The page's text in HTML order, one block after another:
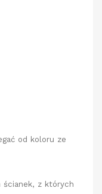
od koloru ze
ścianek, z których